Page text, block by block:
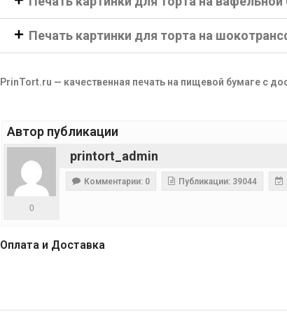
Печать картинки для торта на
PrinTort.ru — качественная печать на пищевой бумаге с
Автор публикации
printort_admin
0
Комментарии: 0 Публикации: 39044
Оплата и Доставка